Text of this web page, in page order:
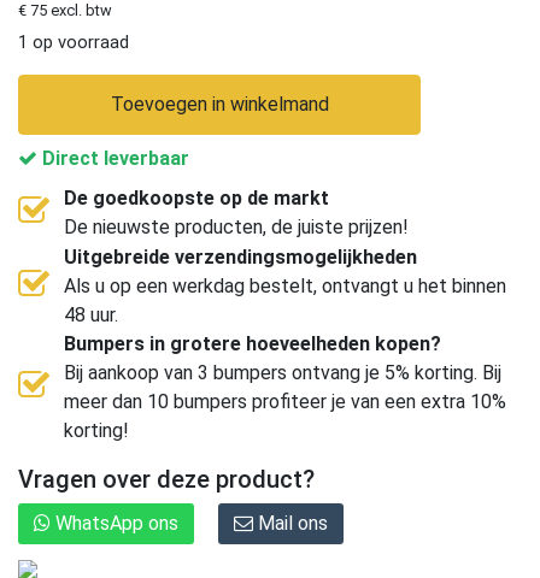
€ 75 excl. btw
1 op voorraad
Toevoegen in winkelmand
Direct leverbaar
De goedkoopste op de markt
De nieuwste producten, de juiste prijzen!
Uitgebreide verzendingsmogelijkheden
Als u op een werkdag bestelt, ontvangt u het binnen
48 uur.
Bumpers in grotere hoeveelheden kopen?
Bij aankoop van 3 bumpers ontvang je 5% korting. Bij
meer dan 10 bumpers profiteer je van een extra 10%
korting!
Vragen over deze product?
WhatsApp ons Mail ons